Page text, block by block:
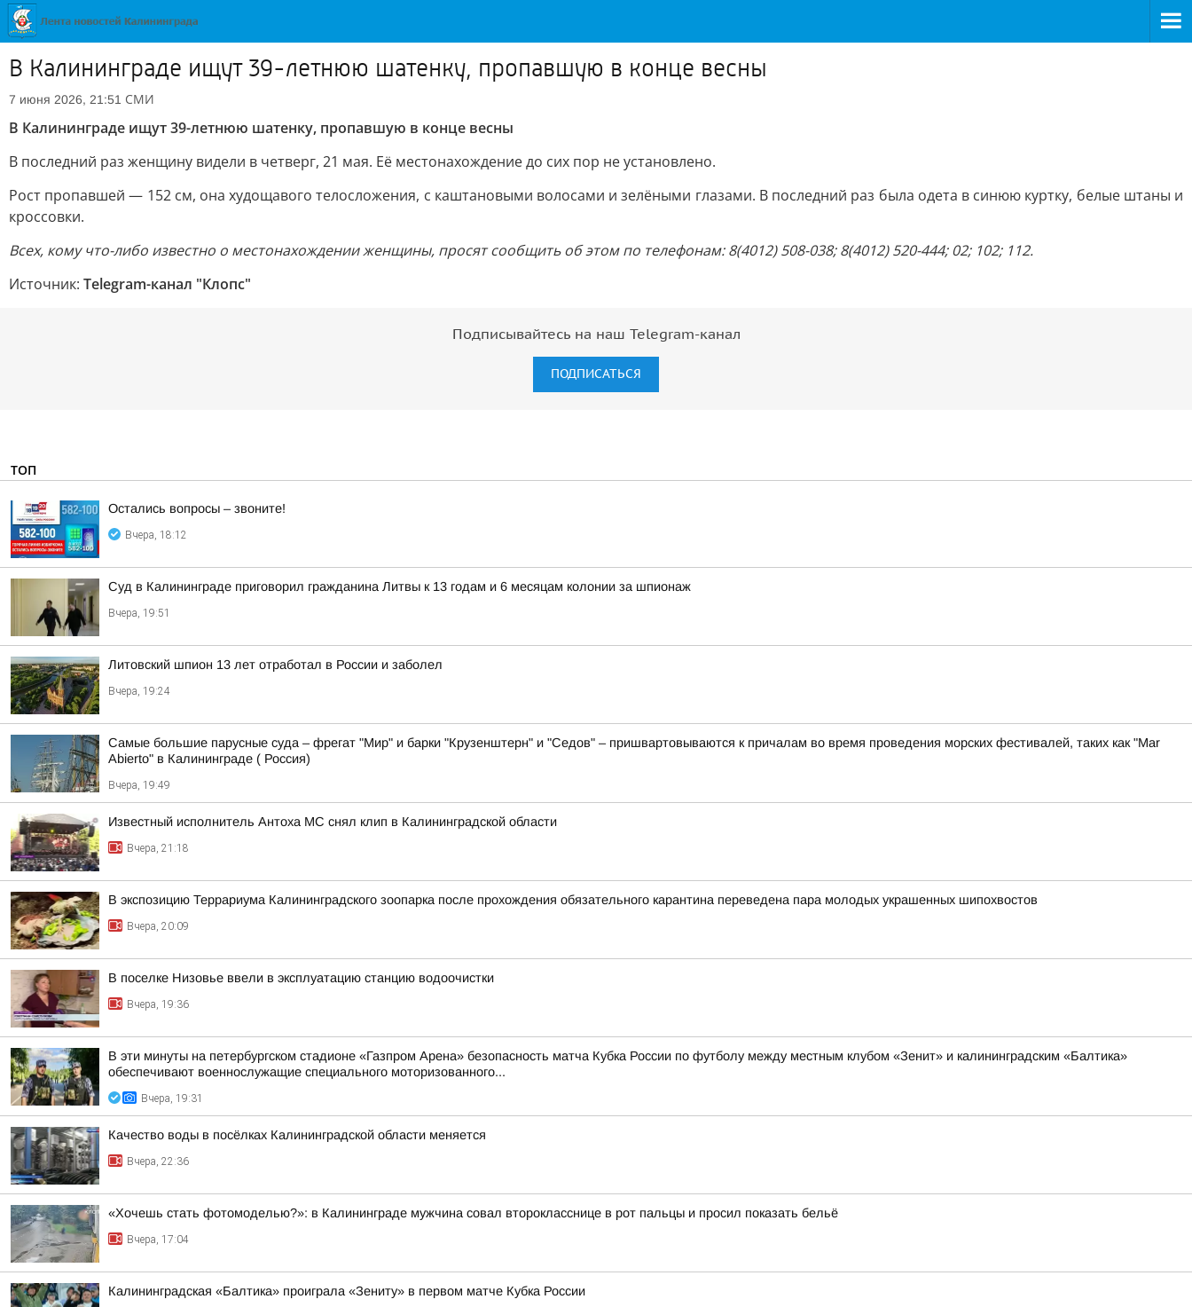
В Калининграде ищут 39-летнюю шатенку, пропавшую в конце весны
7 июня 2026, 21:51 СМИ
В Калининграде ищут 39-летнюю шатенку, пропавшую в конце весны
В последний раз женщину видели в четверг, 21 мая. Её местонахождение до сих пор не установлено.
Рост пропавшей — 152 см, она худощавого телосложения, с каштановыми волосами и зелёными глазами. В последний раз была одета в синюю куртку, белые штаны и
кроссовки.
Всех, кому что-либо известно о местонахождении женщины, просят сообщить об этом по телефонам: 8(4012) 508-038; 8(4012) 520-444; 02; 102; 112.
Источник: Telegram-канал "Клопс"
Подписывайтесь на наш Telegram-канал
ПОДПИСАТЬСЯ
ТОП
Остались вопросы – звоните!
Вчера, 18:12
Суд в Калининграде приговорил гражданина Литвы к 13 годам и 6 месяцам колонии за шпионаж
Вчера, 19:51
Литовский шпион 13 лет отработал в России и заболел
Вчера, 19:24
Самые большие парусные суда – фрегат "Мир" и барки "Крузенштерн" и "Седов" – пришвартовываются к причалам во время проведения морских фестивалей, таких как "Mar
Abierto" в Калининграде ( Россия)
Вчера, 19:49
Известный исполнитель Антоха МС снял клип в Калининградской области
Вчера, 21:18
В экспозицию Террариума Калининградского зоопарка после прохождения обязательного карантина переведена пара молодых украшенных шипохвостов
Вчера, 20:09
В поселке Низовье ввели в эксплуатацию станцию водоочистки
Вчера, 19:36
В эти минуты на петербургском стадионе «Газпром Арена» безопасность матча Кубка России по футболу между местным клубом «Зенит» и калининградским «Балтика»
обеспечивают военнослужащие специального моторизованного...
Вчера, 19:31
Качество воды в посёлках Калининградской области меняется
Вчера, 22:36
«Хочешь стать фотомоделью?»: в Калининграде мужчина совал второкласснице в рот пальцы и просил показать бельё
Вчера, 17:04
Калининградская «Балтика» проиграла «Зениту» в первом матче Кубка России